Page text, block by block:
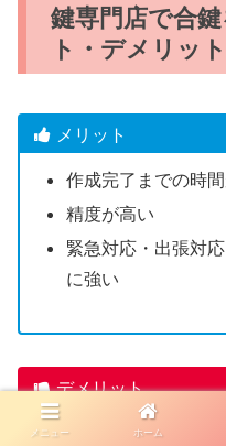
鍵専門店で合
ト・デメリット
メリット
作成完了までの時
精度が高い
緊急対応・出張対
に強い
デメリット
一部のディンプル
メニュー ホーム